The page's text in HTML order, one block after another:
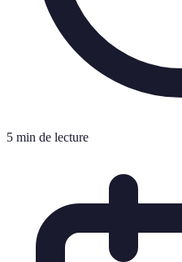
5 min de lecture